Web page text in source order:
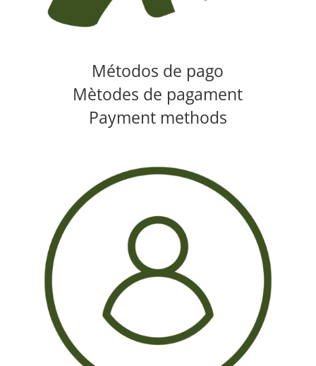
Métodos de pago
Mètodes de pagament
Payment methods